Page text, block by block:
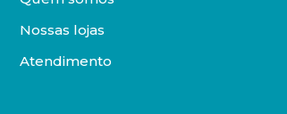
Nossas lojas
Atendimento